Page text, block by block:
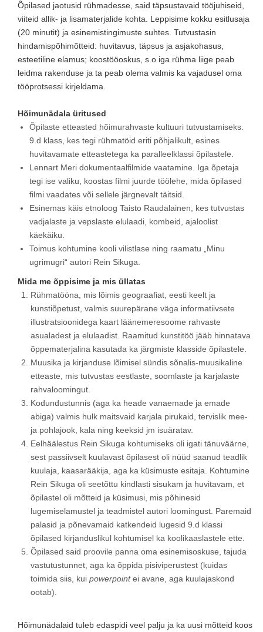
Õpilased jaotusid rühmadesse, said täpsustavaid tööjuhiseid,
viiteid allik- ja lisamaterjalide kohta. Leppisime kokku esitlusaja
(20 minutit) ja esinemistingimuste suhtes. Tutvustasin
hindamispõhimõtteid: huvitavus, täpsus ja asjakohasus,
esteetiline elamus; koostööoskus, s.o iga rühma liige peab
leidma rakenduse ja ta peab olema valmis ka vajadusel oma
tööprotsessi kirjeldama.
Hõimunädala üritused
Õpilaste etteasted hõimurahvaste kultuuri tutvustamiseks.
9.d klass, kes tegi rühmatöid eriti põhjalikult, esines
huvitavamate etteastetega ka paralleelklassi õpilastele.
Lennart Meri dokumentaalfilmide vaatamine. Iga õpetaja
tegi ise valiku, koostas filmi juurde töölehe, mida õpilased
filmi vaadates või sellele järgnevalt täitsid.
Esinemas käis etnoloog Taisto Raudalainen, kes tutvustas
vadjalaste ja vepslaste elulaadi, kombeid, ajaloolist
käekäiku.
Toimus kohtumine kooli vilistlase ning raamatu „Minu
ugrimugri“ autori Rein Sikuga.
Mida me õppisime ja mis üllatas
Rühmatööna, mis lõimis geograafiat, eesti keelt ja
kunstiõpetust, valmis suurepärane väga informatiivsete
illustratsioonidega kaart läänemeresoome rahvaste
asualadest ja elulaadist. Raamitud kunstitöö jääb hinnatava
õppematerjalina kasutada ka järgmiste klasside õpilastele.
Muusika ja kirjanduse lõimisel sündis sõnalis-muusikaline
etteaste, mis tutvustas eestlaste, soomlaste ja karjalaste
rahvaloomingut.
Kodundustunnis (aga ka heade vanaemade ja emade
abiga) valmis hulk maitsvaid karjala pirukaid, tervislik mee-
ja pohlajook, kala ning keeksid jm isuäratav.
Eelhäälestus Rein Sikuga kohtumiseks oli igati tänuväärne,
sest passiivselt kuulavast õpilasest oli nüüd saanud teadlik
kuulaja, kaasarääkija, aga ka küsimuste esitaja. Kohtumine
Rein Sikuga oli seetõttu kindlasti sisukam ja huvitavam, et
õpilastel oli mõtteid ja küsimusi, mis põhinesid
lugemiselamustel ja teadmistel autori loomingust. Paremaid
palasid ja põnevamaid katkendeid lugesid 9.d klassi
õpilased kirjanduslikul kohtumisel ka koolikaaslastele ette.
Õpilased said proovile panna oma esinemisoskuse, tajuda
vastutustunnet, aga ka õppida pisiviperustest (kuidas
toimida siis, kui powerpointei avane, aga kuulajaskond
ootab).
Hõimunädalaid tuleb edaspidi veel palju ja ka uusi mõtteid koos